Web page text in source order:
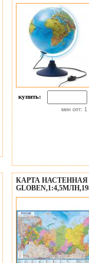
купить:
мин опт: 1
КАРТА